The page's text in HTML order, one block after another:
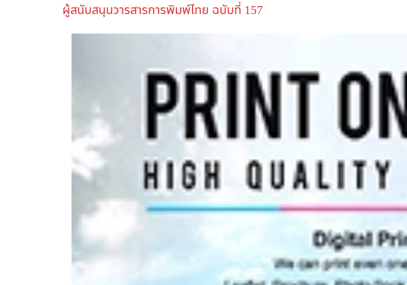
ผู้สนับสนุนวารสารการพิมพ์ไทย ฉบับที่ 157